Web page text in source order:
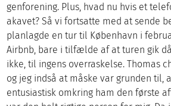
genforening. Plus, hvad nu hvis et
akavet? Så vi fortsatte med at sende
planlagde en tur til København i
Airbnb, bare i tilfælde af at turen gik
ikke, til ingens overraskelse. Thomas
og jeg indså at måske var grunden til,
entusiastisk omkring ham den første